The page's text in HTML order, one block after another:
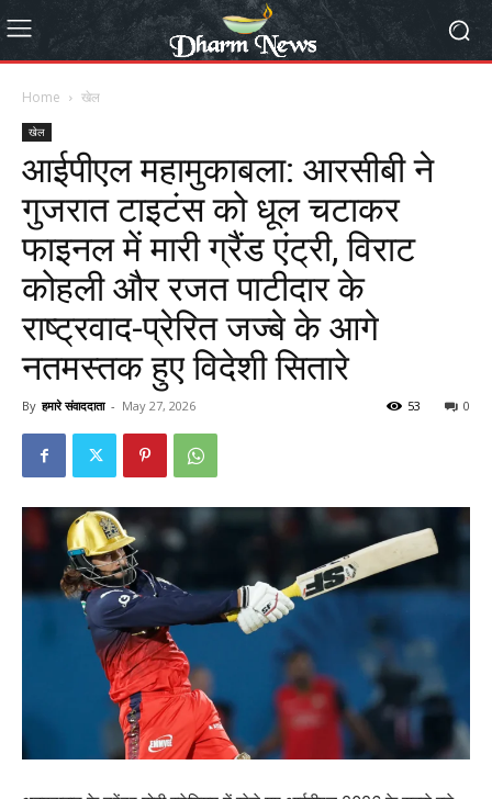
Home खेल
खेल
आईपीएल महामुकाबला: आरसीबी ने
गुजरात टाइटंस को धूल चटाकर
फाइनल में मारी ग्रैंड एंट्री, विराट
कोहली और रजत पाटीदार के
राष्ट्रवाद-प्रेरित जज्बे के आगे
नतमस्तक हुए विदेशी सितारे
By हमारे संवाददाता - May 27, 2026 0
53